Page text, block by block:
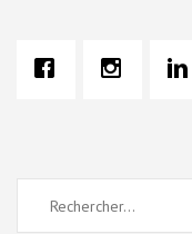
Rechercher :